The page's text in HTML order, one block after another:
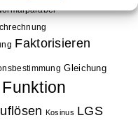
Faktorisieren
Gleichung
Kosinus LGS